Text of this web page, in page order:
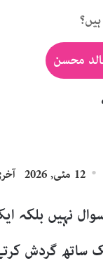
محسن
12 مئی, 2026 آخری
نہیں بلکہ
گردش